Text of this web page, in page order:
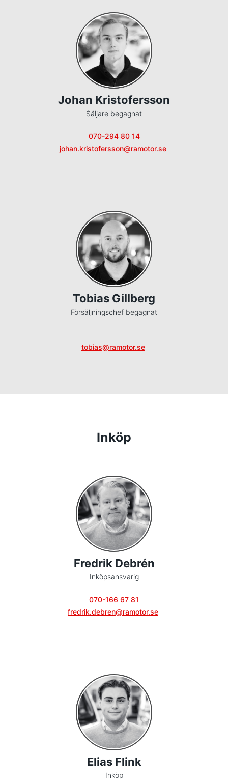
Johan Kristofersson
Säljare begagnat
070-294 80 14
johan.kristofersson@ramotor.se
Tobias Gillberg
Försäljningschef begagnat
tobias@ramotor.se
Inköp
Fredrik Debrén
Inköpsansvarig
070-166 67 81
fredrik.debren@ramotor.se
Elias Flink
Inköp